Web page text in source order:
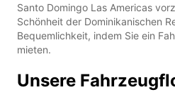
Santo Domingo Las Americas
Schönheit der Dominikanischen
Bequemlichkeit, indem Sie ein
mieten.
Unsere